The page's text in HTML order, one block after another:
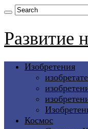
Развитие
Изобретения
Космос